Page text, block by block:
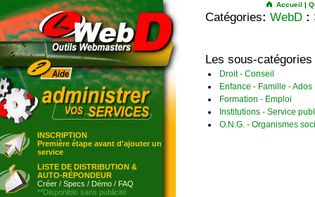
INSCRIPTION
Première étape avant d'ajouter un
service
LISTE DE DISTRIBUTION &
AUTO-RÉPONDEUR
Créer / Specs / Démo / FAQ
**Disponible sans publicité
Accueil |
Catégories: WebD :
Les sous-catégories
Droit - Conseil
Enfance - Famille - Ados
Formation - Emploi
Institutions - Service
O.N.G. - Organismes